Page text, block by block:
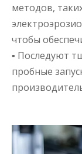
методов,
чтобы
▪ Последуют
пробные